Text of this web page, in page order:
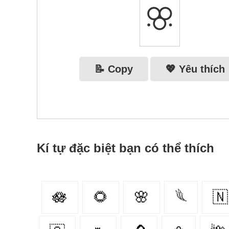
ꕣ
📝 Copy 💖 Yêu thích
Kí tự đặc biệt bạn có thể thích
🪷 🌻 🌸 𓆰 🇳‌